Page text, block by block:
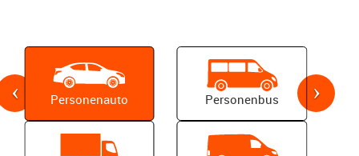
Personenauto Personenbus